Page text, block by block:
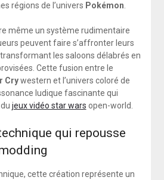
régions de l’univers Pokémon.
même un système rudimentaire
peuvent faire s’affronter leurs
les saloons délabrés en
Cette fusion entre le
Crywestern et l’univers coloré de
ludique fascinante qui
jeux vidéo star wars open-world.
qui repousse
cette création représente un